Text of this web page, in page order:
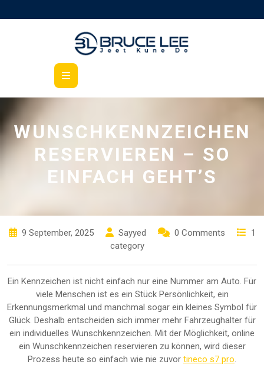
to
Open
Button
WUNSCHKENNZEICHEN
RESERVIEREN – SO
EINFACH GEHT’S
9 September, 2025 Sayyed 0 Comments
1
category
Ein Kennzeichen ist nicht einfach nur eine Nummer am Auto. Für
viele Menschen ist es ein Stück Persönlichkeit, ein
Erkennungsmerkmal und manchmal sogar ein kleines Symbol für
Glück. Deshalb entscheiden sich immer mehr Fahrzeughalter für
ein individuelles Wunschkennzeichen. Mit der Möglichkeit, online
ein Wunschkennzeichen reservieren zu können, wird dieser
Prozess heute so einfach wie nie zuvor tineco s7 pro.